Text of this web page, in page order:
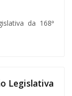
da 168ª
Legislativa